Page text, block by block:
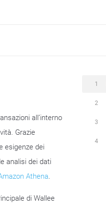
all’interno
Grazie
esigenze dei
analisi dei dati
Athena.
di Wallee
1
2
3
4